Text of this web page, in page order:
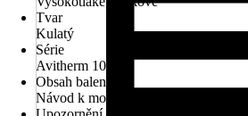
Tvar
Kulatý
Série
Avitherm 1000
Obsah balení
Návod k montáži, Vanová baterie, S